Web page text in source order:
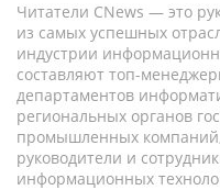
Читатели CNews — это
из самых успешных
индустрии
составляют топ-
департаментов
региональных органов
промышленных
руководители и
информационных